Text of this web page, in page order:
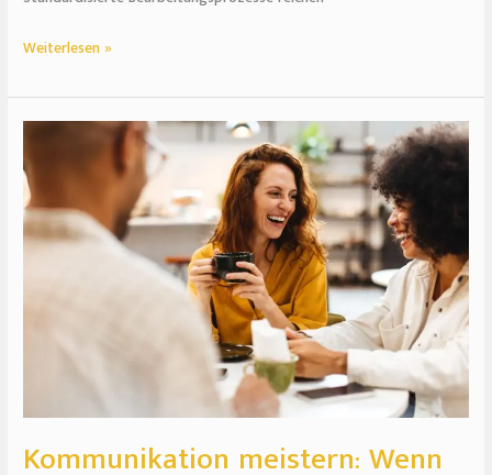
Weiterlesen »
Kommunikation meistern: Wenn
Kommunikation
meistern:
Wenn
Alltagssituationen
zur